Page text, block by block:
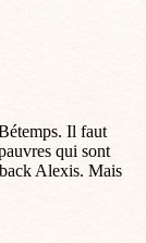
Il faut
qui sont
Alexis. Mais